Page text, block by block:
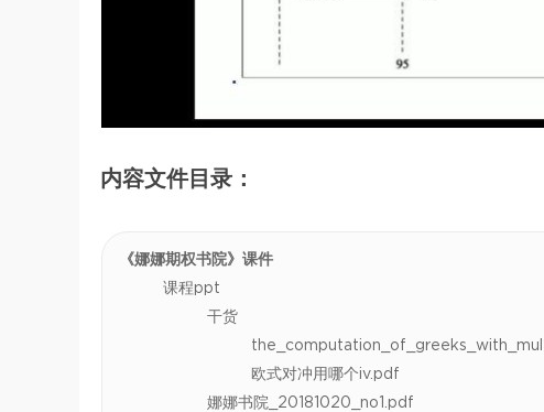
内容文件目录：
《娜娜期权书院》课件
课程ppt
干货
欧式对冲用哪个iv.pdf
娜娜书院_20181020_no1.pdf